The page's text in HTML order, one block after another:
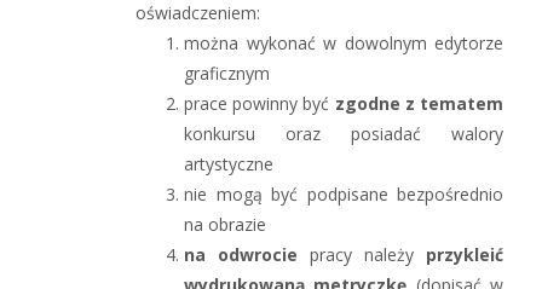
oświadczeniem:
można wykonać w dowolnym edytorze
graficznym
prace powinny być zgodne z tematem
konkursu oraz posiadać walory
artystyczne
nie mogą być podpisane bezpośrednio
na obrazie
na odwrocie pracy należy przykleić